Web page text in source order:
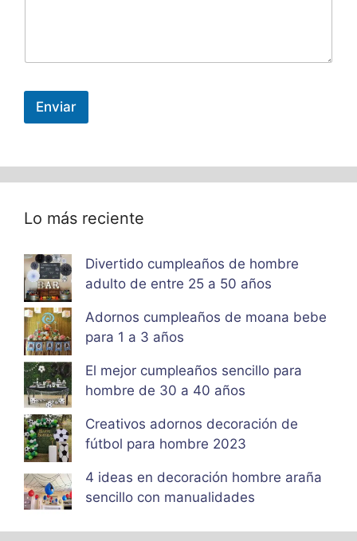
Enviar
Lo más reciente
Divertido cumpleaños de hombre
adulto de entre 25 a 50 años
Adornos cumpleaños de moana bebe
para 1 a 3 años
El mejor cumpleaños sencillo para
hombre de 30 a 40 años
Creativos adornos decoración de
fútbol para hombre 2023
4 ideas en decoración hombre araña
sencillo con manualidades